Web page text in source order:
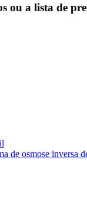
ou a lista de
de osmose inversa